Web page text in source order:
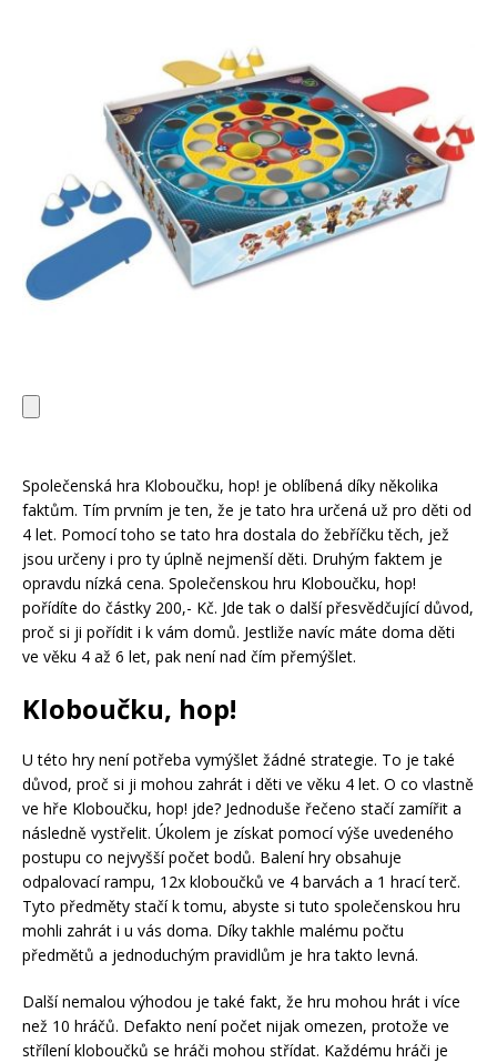
Společenská hra Kloboučku, hop! je oblíbená díky několika
faktům. Tím prvním je ten, že je tato hra určená už pro děti od
4 let. Pomocí toho se tato hra dostala do žebříčku těch, jež
jsou určeny i pro ty úplně nejmenší děti. Druhým faktem je
opravdu nízká cena. Společenskou hru Kloboučku, hop!
pořídíte do částky 200,- Kč. Jde tak o další přesvědčující důvod,
proč si ji pořídit i k vám domů. Jestliže navíc máte doma děti
ve věku 4 až 6 let, pak není nad čím přemýšlet.
Kloboučku, hop!
U této hry není potřeba vymýšlet žádné strategie. To je také
důvod, proč si ji mohou zahrát i děti ve věku 4 let. O co vlastně
ve hře Kloboučku, hop! jde? Jednoduše řečeno stačí zamířit a
následně vystřelit. Úkolem je získat pomocí výše uvedeného
postupu co nejvyšší počet bodů. Balení hry obsahuje
odpalovací rampu, 12x kloboučků ve 4 barvách a 1 hrací terč.
Tyto předměty stačí k tomu, abyste si tuto společenskou hru
mohli zahrát i u vás doma. Díky takhle malému počtu
předmětů a jednoduchým pravidlům je hra takto levná.
Další nemalou výhodou je také fakt, že hru mohou hrát i více
než 10 hráčů. Defakto není počet nijak omezen, protože ve
střílení kloboučků se hráči mohou střídat. Každému hráči je